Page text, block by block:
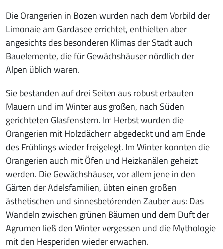
Die Orangerien in Bozen wurden nach dem Vorbild der
Limonaie am Gardasee errichtet, enthielten aber
angesichts des besonderen Klimas der Stadt auch
Bauelemente, die für Gewächshäuser nördlich der
Alpen üblich waren.
Sie bestanden auf drei Seiten aus robust erbauten
Mauern und im Winter aus großen, nach Süden
gerichteten Glasfenstern. Im Herbst wurden die
Orangerien mit Holzdächern abgedeckt und am Ende
des Frühlings wieder freigelegt. Im Winter konnten die
Orangerien auch mit Öfen und Heizkanälen geheizt
werden. Die Gewächshäuser, vor allem jene in den
Gärten der Adelsfamilien, übten einen großen
ästhetischen und sinnesbetörenden Zauber aus: Das
Wandeln zwischen grünen Bäumen und dem Duft der
Agrumen ließ den Winter vergessen und die Mythologie
mit den Hesperiden wieder erwachen.